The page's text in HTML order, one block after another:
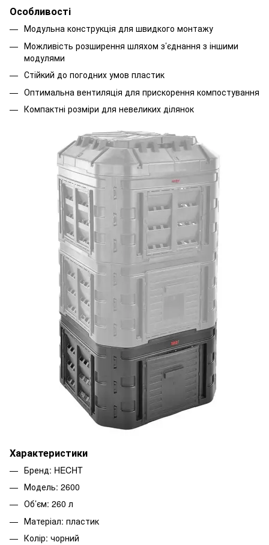
Особливості
Модульна конструкція для швидкого монтажу
Можливість розширення шляхом з’єднання з іншими
модулями
Стійкий до погодних умов пластик
Оптимальна вентиляція для прискорення компостування
Компактні розміри для невеликих ділянок
Характеристики
Бренд: HECHT
Модель: 2600
Об’єм: 260 л
Матеріал: пластик
Колір: чорний